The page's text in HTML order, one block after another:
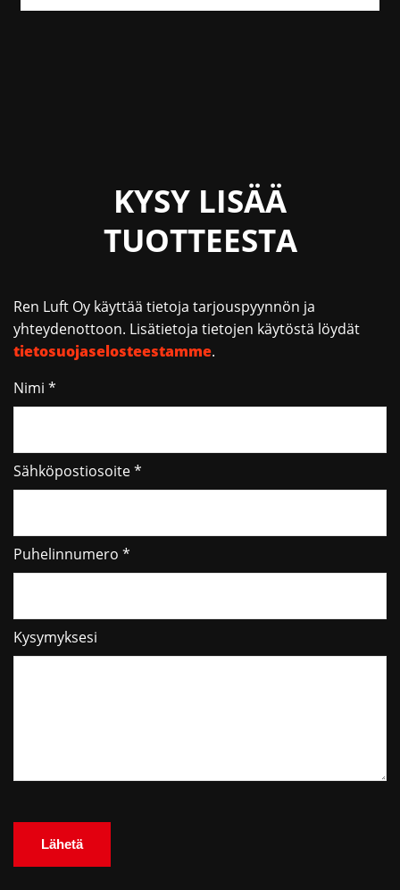
KYSY LISÄÄ
TUOTTEESTA
Ren Luft Oy käyttää tietoja tarjouspyynnön ja
yhteydenottoon. Lisätietoja tietojen käytöstä löydät
tietosuojaselosteestamme.
Nimi *
Sähköpostiosoite *
Puhelinnumero *
Kysymyksesi